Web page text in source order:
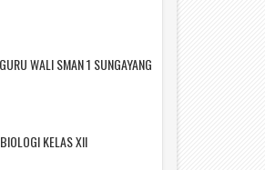
WALI SMAN 1 SUNGAYANG
KELAS XII